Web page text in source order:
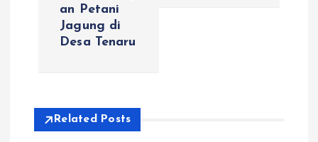
p
an Petani
Jagung di
Desa Tenaru
Related Posts